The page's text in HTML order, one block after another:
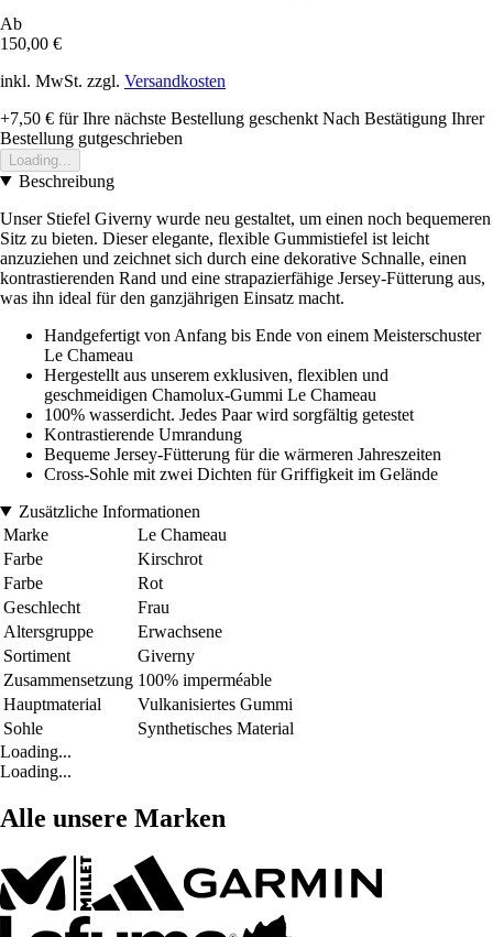
Ab
150,00 €
inkl. MwSt. zzgl. Versandkosten
+7,50 € für Ihre nächste Bestellung geschenkt Nach Bestätigung Ihrer
Bestellung gutgeschrieben
Loading...
Beschreibung
Unser Stiefel Giverny wurde neu gestaltet, um einen noch bequemeren
Sitz zu bieten. Dieser elegante, flexible Gummistiefel ist leicht
anzuziehen und zeichnet sich durch eine dekorative Schnalle, einen
kontrastierenden Rand und eine strapazierfähige Jersey-Fütterung aus,
was ihn ideal für den ganzjährigen Einsatz macht.
Handgefertigt von Anfang bis Ende von einem Meisterschuster
Le Chameau
Hergestellt aus unserem exklusiven, flexiblen und
geschmeidigen Chamolux-Gummi Le Chameau
100% wasserdicht. Jedes Paar wird sorgfältig getestet
Kontrastierende Umrandung
Bequeme Jersey-Fütterung für die wärmeren Jahreszeiten
Cross-Sohle mit zwei Dichten für Griffigkeit im Gelände
Zusätzliche Informationen
Marke
Le Chameau
Farbe
Kirschrot
Farbe
Rot
Geschlecht
Frau
Altersgruppe
Erwachsene
Sortiment
Giverny
Zusammensetzung 100% imperméable
Hauptmaterial
Vulkanisiertes Gummi
Sohle
Synthetisches Material
Loading...
Loading...
Alle unsere Marken